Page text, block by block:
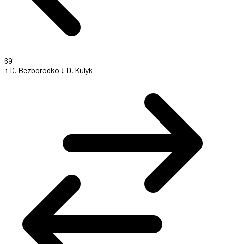
69'
↑ D. Bezborodko ↓ D. Kulyk